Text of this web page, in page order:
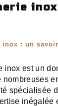
inox : un
inox est un
nombreuses
spécialisée
inégalée